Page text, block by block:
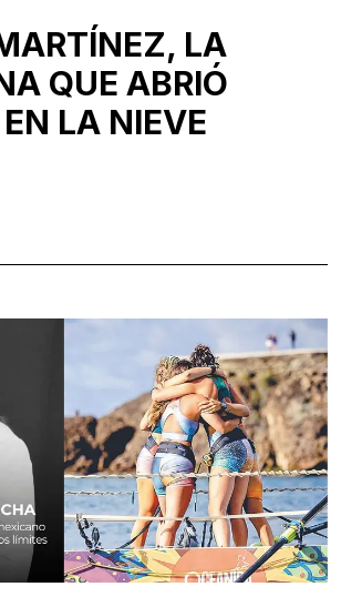
LA
QUE ABRIÓ
LA NIEVE